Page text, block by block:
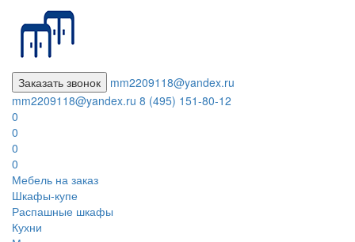
Заказать звонок
mm2209118@yandex.ru
mm2209118@yandex.ru 8 (495) 151-80-12
0
0
0
0
Мебель на заказ
Шкафы-купе
Распашные шкафы
Кухни